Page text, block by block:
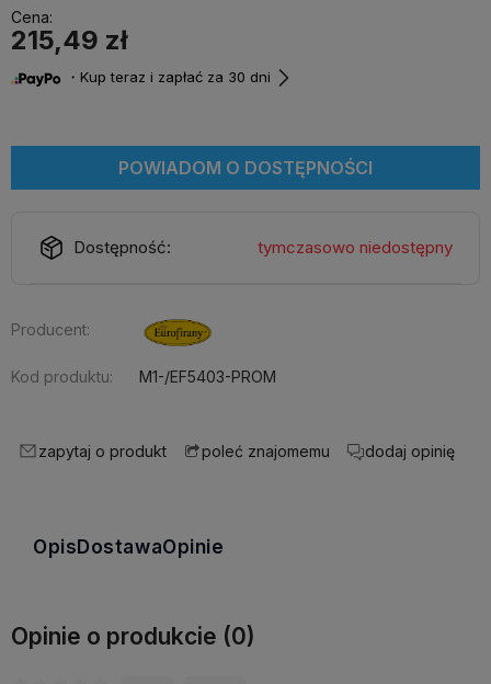
Cena:
215,49 zł
・Kup teraz i zapłać za 30 dni
POWIADOM O DOSTĘPNOŚCI
Dostępność: tymczasowo niedostępny
Producent:
Kod produktu: M1-/EF5403-PROM
zapytaj o produkt poleć znajomemu dodaj opinię
OpisDostawaOpinie
Opinie o produkcie (0)